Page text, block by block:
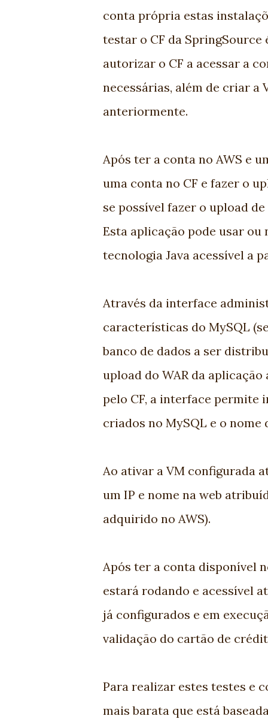
conta própria estas
testar o CF da
autorizar o CF a acessar a
necessárias, além de criar a
anteriormente.
Após ter a conta no AWS e
uma conta no CF e fazer o
se possível fazer o upload
Esta aplicação pode usar
tecnologia Java acessível a
Através da interface
características do MySQL
banco de dados a ser
upload do WAR da
pelo CF, a interface permite
criados no MySQL e o
Ao ativar a VM configurada
um IP e nome na web
adquirido no AWS).
Após ter a conta disponível
estará rodando e acessível
já configurados e em
validação do cartão de
Para realizar estes testes e
mais barata que está